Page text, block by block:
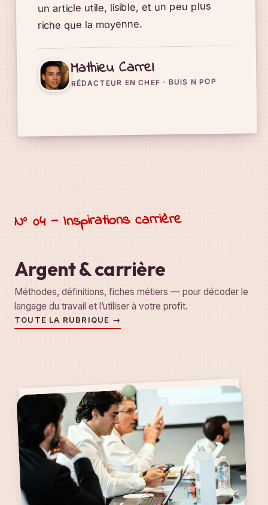
un article utile, lisible, et un peu plus
riche que la moyenne.
Mathieu Carrel
RÉDACTEUR EN CHEF · BUIS N POP
N° 04 — Inspirations carrière
Argent & carrière
Méthodes, définitions, fiches métiers — pour décoder le
langage du travail et l’utiliser à votre profit.
TOUTE LA RUBRIQUE →